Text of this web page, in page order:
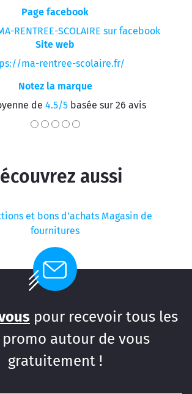
Page facebook
RENTREE-SCOLAIRE sur facebook
Site web
ma-rentree-scolaire.fr/
Notez la marque
de 4.5/5 basée sur 26 avis
aussi
et bons d’achats Magasin de
fournitures
pour recevoir tous les
promo autour de vous
gratuitement !